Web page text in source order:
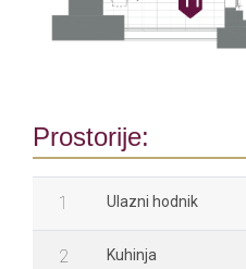
Prostorije:
1 Ulazni hodnik
2 Kuhinja